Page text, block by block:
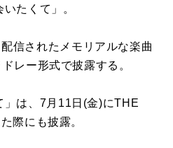
たくて」。
信されたメモリアルな楽曲
ドレー形式で披露する。
は、 7月 11 日 (金)にTHE
際にも披露。